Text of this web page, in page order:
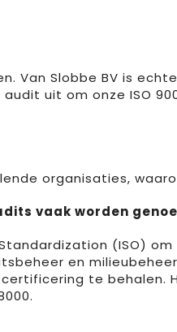
Van Slobbe BV is
uit om onze ISO
organisaties,
vaak worden
Standardization (ISO)
en
te behalen.